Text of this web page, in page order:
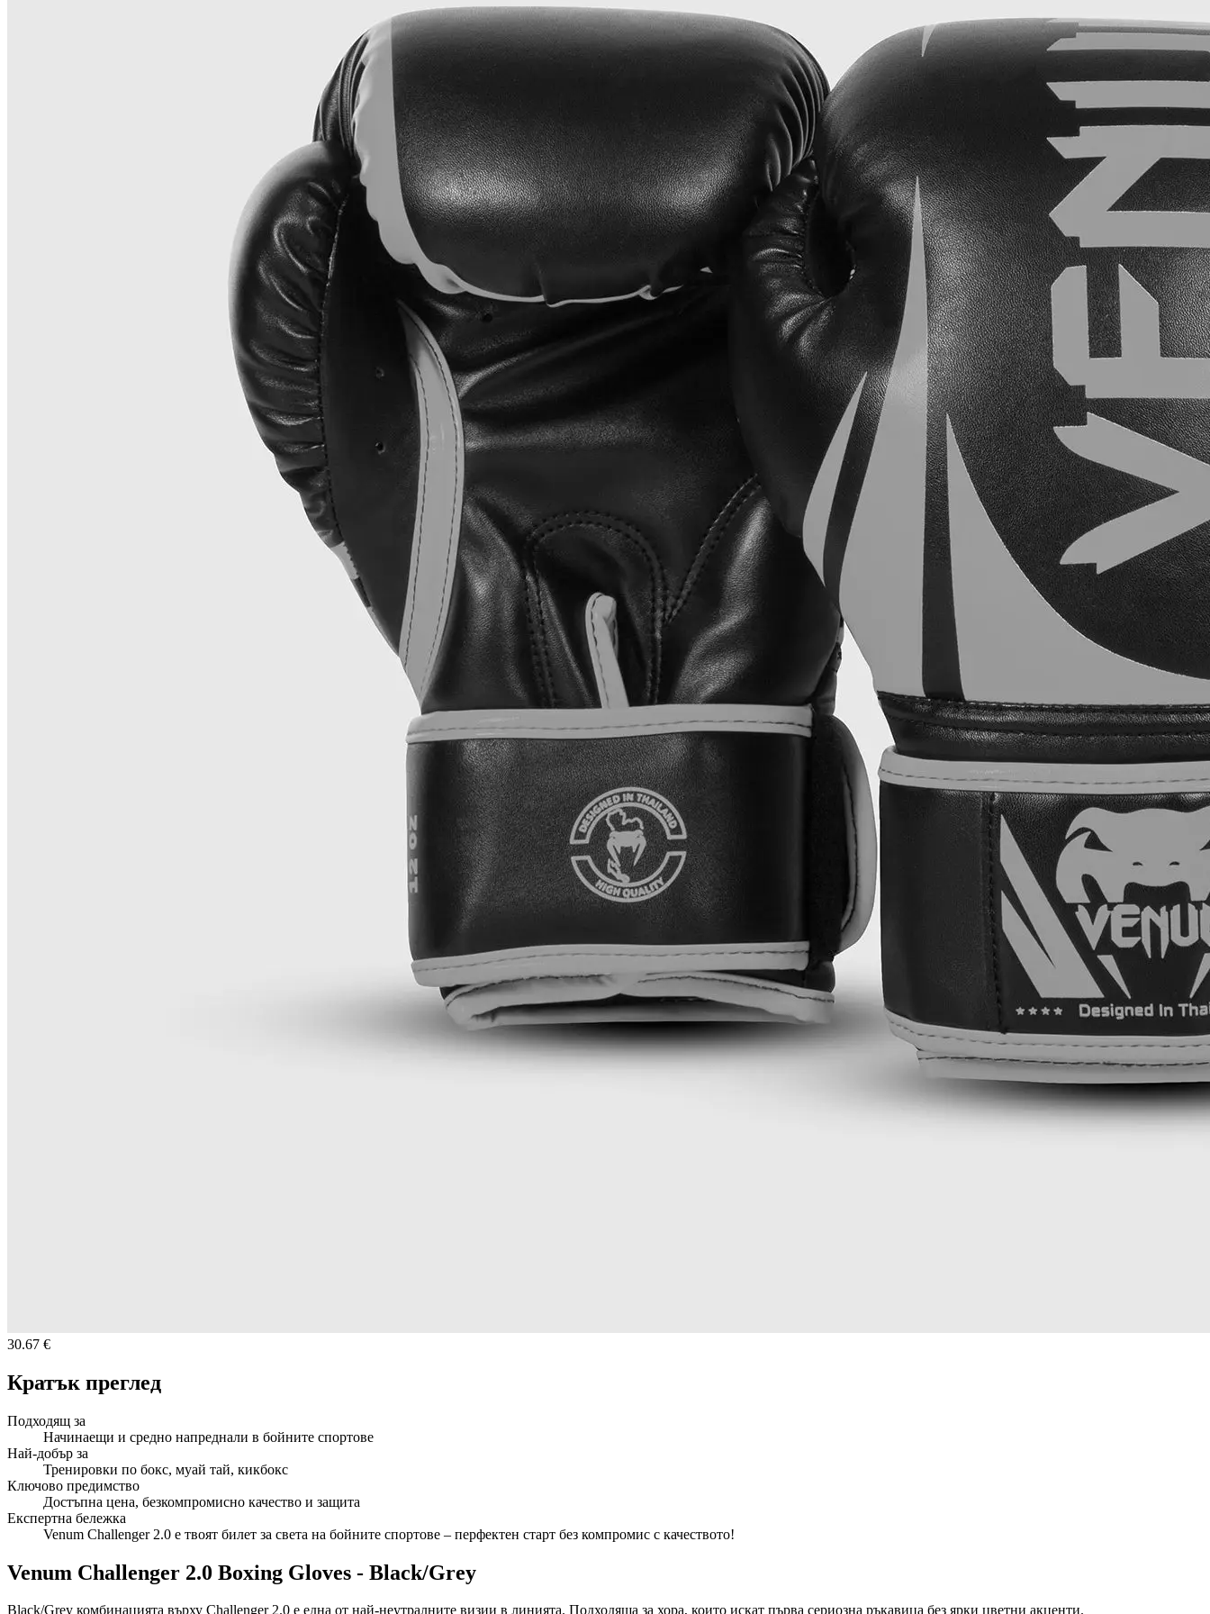
30.67 €
Кратък преглед
Подходящ за
Начинаещи и средно напреднали в бойните спортове
Най-добър за
Тренировки по бокс, муай тай, кикбокс
Ключово предимство
Достъпна цена, безкомпромисно качество и защита
Експертна бележка
Venum Challenger 2.0 е твоят билет за света на бойните спортове – перфектен старт без компромис с качеството!
Venum Challenger 2.0 Boxing Gloves - Black/Grey
Black/Grey комбинацията върху Challenger 2.0 е една от най-неутралните визии в линията. Подходяща за хора, които искат първа сериозна ръкавица без ярки цветни акценти.